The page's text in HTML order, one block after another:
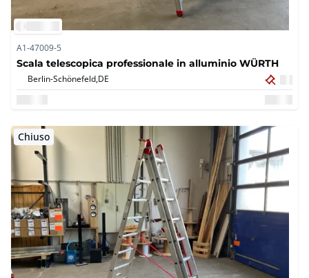
A1-47009-5
Scala telescopica professionale in alluminio WÜRTH
Berlin-Schönefeld,DE
Chiuso